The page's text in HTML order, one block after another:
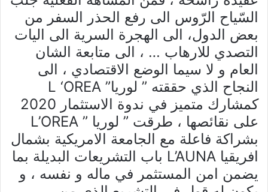
السّياح الرّوس الى رفع الحذر السفر من
بعض الدول، الى الهجرة السرية الى اليات
التصدي للارهاب … ، الى متابعة الشان
العام و لا سيما الوضع الاقتصادي ، الى
النجاح الذي حققته ” لوريا” L ‘OREA
كمشارك متميز في ندوة الاستثمار 2020
على نقائصها ، طرقت ” لوريا ” L’OREA
بشراكة فاعلة مع الجامعة الامريكية بشمال
افريقيا L’AUNA باب التشريعات البديلة بما
يضمن امن المستثمر في ماله و نفسه ، و